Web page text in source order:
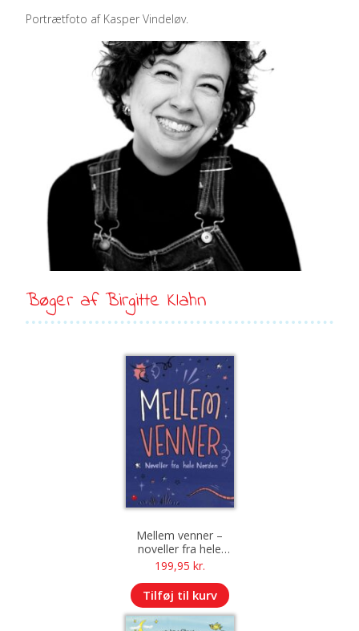
Portrætfoto af Kasper Vindeløv.
Bøger af Birgitte Klahn
Mellem venner –
noveller fra hele
Norden
199,95 kr.
Tilføj til kurv